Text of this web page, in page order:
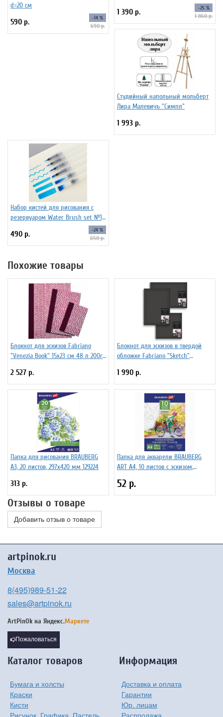
d=20 см
590 р. -14 %
690 р.
1 390 р. -25 %
1 860 р.
Студийный напольный мольберт
Лира Малевичъ "Симпл"
1 993 р.
Набор кистей для рисования c
резервуаром Water Brush set №1,
490 р. -24 %
650 р.
Похожие товары
Блокнот для эскизов Fabriano
"Venezia Book" 15x23 см 48 л 200г/
2 527 р.
Блокнот для эскизов в твердой
обложке Fabriano "Sketch"
1 990 р.
Папка для рисования BRAUBERG
А3, 20 листов, 297х420 мм 129224
313 р.
Папка для акварели BRAUBERG
ART А4, 10 листов с эскизом,
52 р.
Отзывы о товаре
Добавить отзыв о товаре
artpinok.ru
Москва
8(495)989-51-22
sales@artpinok.ru
ArtPinOk на Яндекс.Маркете
Пожаловаться
Каталог товаров
Бумага и холсты
Краски
Кисти
Рисунок, Графика, Пастель
Информация
Доставка и оплата
Гарантии
Юр. лицам
Распродажа